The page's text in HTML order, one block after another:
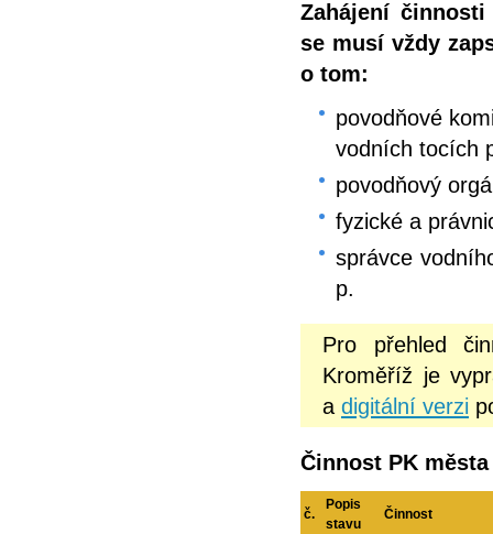
Zahájení
se musí vždy
o tom:
povodňové
vodních tocích
povodňový
fyzické a
správce
p.
Pro přehled
Kroměříž je
a digitální verzi
Činnost PK
č.
Popis
stavu
Činnost